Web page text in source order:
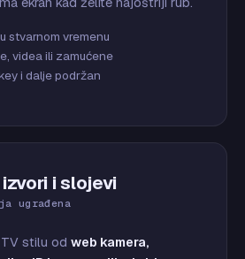
stvarnom vremenu
videa ili zamućene
i dalje podržan
i slojevi
ugrađena
stilu od web kamera,